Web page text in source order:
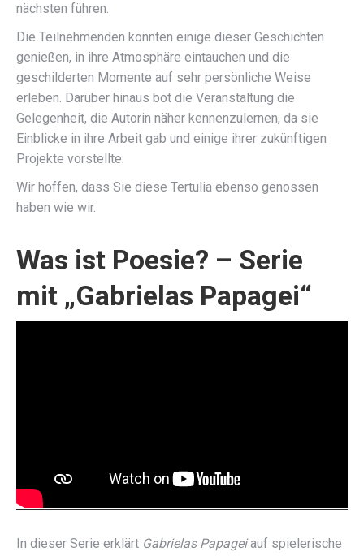
nächsten führen.
Die Teilnehmenden konnten einige dieser Geschichten
genießen, in ihre Atmosphäre eintauchen und die
geschilderten Momente auf sehr persönliche Weise
erleben. Darüber hinaus bot die Veranstaltung die
Gelegenheit, die Autorin näher kennenzulernen, da sie
Einblicke in ihre Arbeit gab und einige ihrer zukünftigen
Projekte vorstellte.
Wir hoffen, dass Sie diese Tertulia ebenso genossen
haben wie wir.
Was ist Poesie? – Serie
mit „Gabrielas Papagei“
In dieser Serie erklärt Gabrielas Papageiauf spielerische